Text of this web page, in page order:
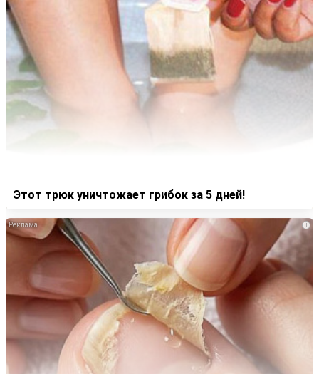
Этот трюк уничтожает грибок за 5 дней!
i